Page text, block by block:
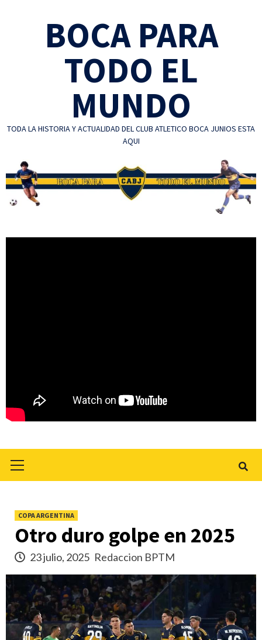
BOCA PARA
TODO EL
MUNDO
TODA LA HISTORIA Y ACTUALIDAD DEL CLUB ATLETICO BOCA JUNIOS ESTA
AQUI
Menu
COPA ARGENTINA
Otro duro golpe en 2025
23 julio, 2025 Redaccion BPTM